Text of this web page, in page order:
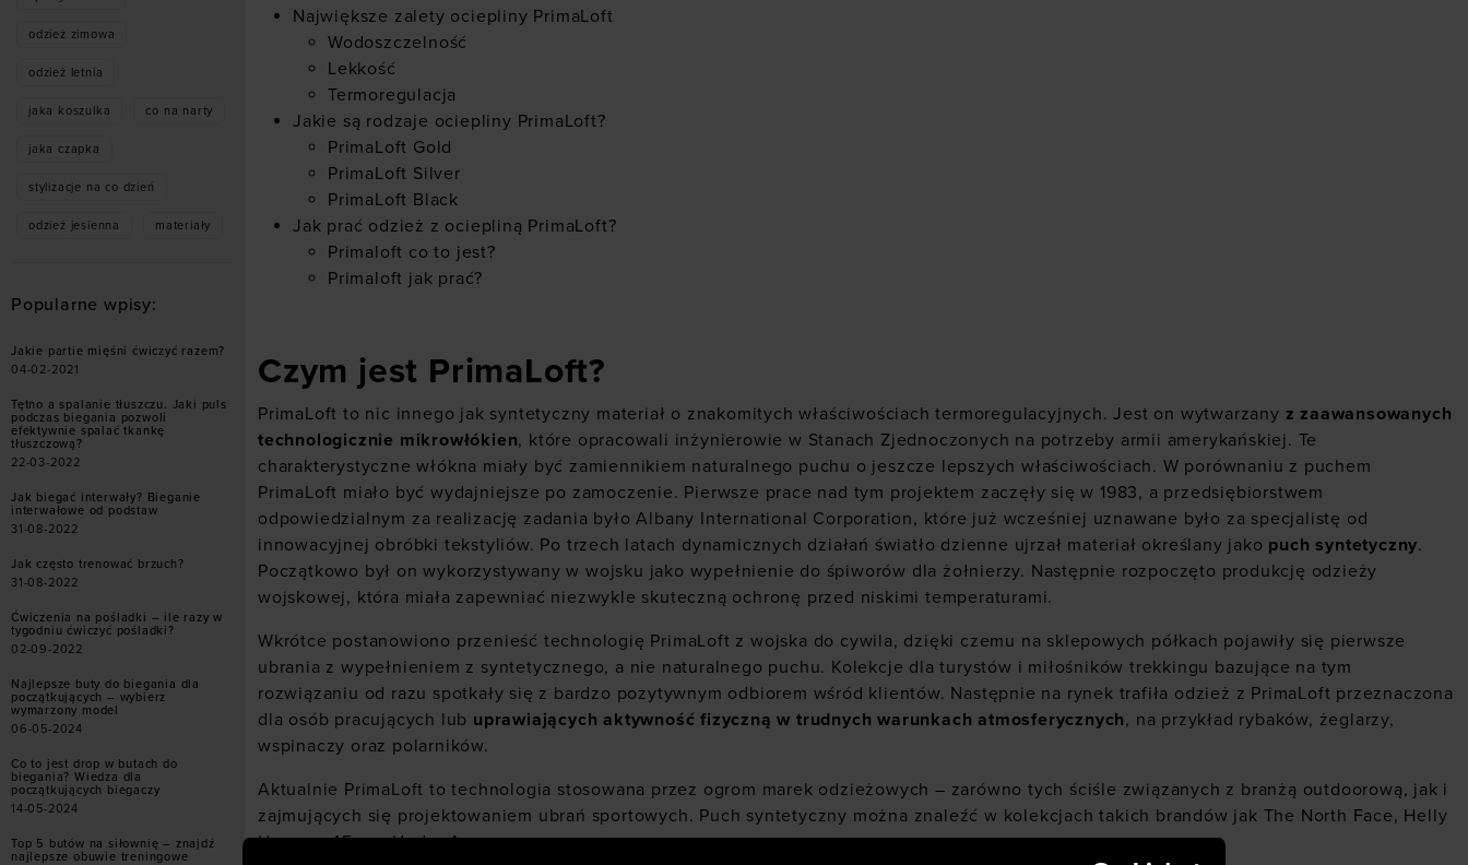
Największe zalety ociepliny PrimaLoft
Wodoszczelność
Lekkość
Termoregulacja
Jakie są rodzaje ociepliny PrimaLoft?
PrimaLoft Gold
PrimaLoft Silver
PrimaLoft Black
Jak prać odzież z ociepliną PrimaLoft?
Primaloft co to jest?
Primaloft jak prać?
Czym jest PrimaLoft?
PrimaLoft to nic innego jak syntetyczny materiał o znakomitych właściwościach termoregulacyjnych. Jest on wytwarzany z zaawansowanych
technologicznie mikrowłókien, które opracowali inżynierowie w Stanach Zjednoczonych na potrzeby armii amerykańskiej. Te
charakterystyczne włókna miały być zamiennikiem naturalnego puchu o jeszcze lepszych właściwościach. W porównaniu z puchem
PrimaLoft miało być wydajniejsze po zamoczenie. Pierwsze prace nad tym projektem zaczęły się w 1983, a przedsiębiorstwem
odpowiedzialnym za realizację zadania było Albany International Corporation, które już wcześniej uznawane było za specjalistę od
innowacyjnej obróbki tekstyliów. Po trzech latach dynamicznych działań światło dzienne ujrzał materiał określany jako puch syntetyczny.
Początkowo był on wykorzystywany w wojsku jako wypełnienie do śpiworów dla żołnierzy. Następnie rozpoczęto produkcję odzieży
wojskowej, która miała zapewniać niezwykle skuteczną ochronę przed niskimi temperaturami.
Wkrótce postanowiono przenieść technologię PrimaLoft z wojska do cywila, dzięki czemu na sklepowych półkach pojawiły się pierwsze
ubrania z wypełnieniem z syntetycznego, a nie naturalnego puchu. Kolekcje dla turystów i miłośników trekkingu bazujące na tym
rozwiązaniu od razu spotkały się z bardzo pozytywnym odbiorem wśród klientów. Następnie na rynek trafiła odzież z PrimaLoft przeznaczona
dla osób pracujących lub uprawiających aktywność fizyczną w trudnych warunkach atmosferycznych, na przykład rybaków, żeglarzy,
wspinaczy oraz polarników.
Aktualnie PrimaLoft to technologia stosowana przez ogrom marek odzieżowych – zarówno tych ściśle związanych z branżą outdoorową, jak i
zajmujących się projektowaniem ubrań sportowych. Puch syntetyczny można znaleźć w kolekcjach takich brandów jak The North Face, Helly
Hansen,4FczyUnder Armour.
odzież zimowa
odzież letnia
jaka koszulka co na narty
jaka czapka
stylizacje na co dzień
odzież jesienna materiały
Popularne wpisy:
Jakie partie mięśni ćwiczyć razem?
04-02-2021
Tętno a spalanie tłuszczu. Jaki puls
podczas biegania pozwoli
efektywnie spalać tkankę
tłuszczową?
22-03-2022
Jak biegać interwały? Bieganie
interwałowe od podstaw
31-08-2022
Jak często trenować brzuch?
31-08-2022
Ćwiczenia na pośladki – ile razy w
tygodniu ćwiczyć pośladki?
02-09-2022
Najlepsze buty do biegania dla
początkujących – wybierz
wymarzony model
06-05-2024
Co to jest drop w butach do
biegania? Wiedza dla
początkujących biegaczy
14-05-2024
Top 5 butów na siłownię – znajdź
najlepsze obuwie treningowe